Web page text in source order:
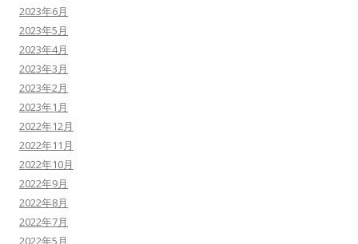
2023年6月
2023年5月
2023年4月
2023年3月
2023年2月
2023年1月
2022年12月
2022年11月
2022年10月
2022年9月
2022年8月
2022年7月
2022年5月